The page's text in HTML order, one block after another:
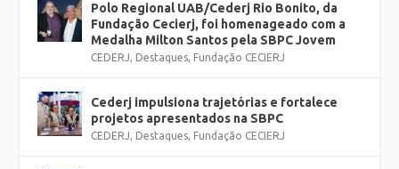
Polo Regional UAB/Cederj Rio Bonito, da
Fundação Cecierj, foi homenageado com a
Medalha Milton Santos pela SBPC Jovem
CEDERJ, Destaques, Fundação CECIERJ
Cederj impulsiona trajetórias e fortalece
projetos apresentados na SBPC
CEDERJ, Destaques, Fundação CECIERJ